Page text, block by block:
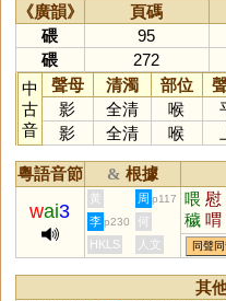
《廣韻》 頁碼
碨
95
碨
272
中
古
音
聲母 清濁 部位
影
全清 喉
影
全清 喉
粵語音節 & 根據
wai3
黃 周 p117 喂 慰
穢 喟
鐬 藯
嘒 犚
李 p230
何
HKLS
人文 同聲
其